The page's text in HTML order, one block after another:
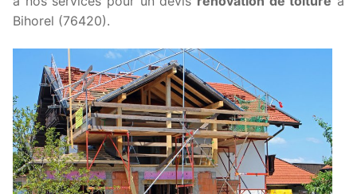
Bihorel (76420).